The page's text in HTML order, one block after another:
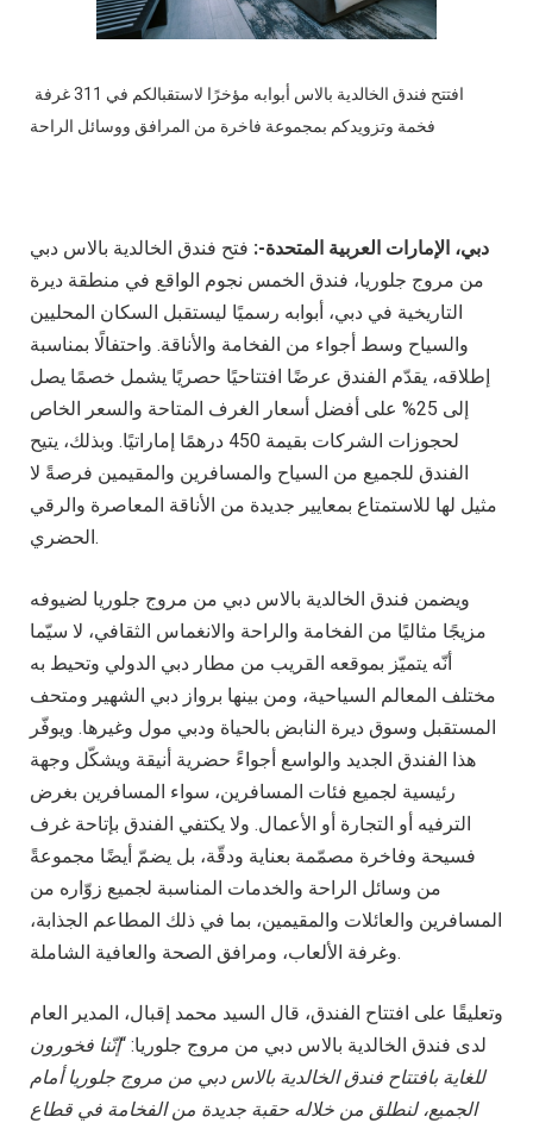
افتتح فندق الخالدية بالاس أبوابه مؤخرًا لاستقبالكم في 311 غرفة
فخمة وتزويدكم بمجموعة فاخرة من المرافق ووسائل الراحة
دبي، الإمارات العربية المتحدة-: فتح فندق الخالدية بالاس دبي
من مروج جلوريا، فندق الخمس نجوم الواقع في منطقة ديرة
التاريخية في دبي، أبوابه رسميًا ليستقبل السكان المحليين
والسياح وسط أجواء من الفخامة والأناقة. واحتفالًا بمناسبة
إطلاقه، يقدّم الفندق عرضًا افتتاحيًا حصريًا يشمل خصمًا يصل
إلى 25% على أفضل أسعار الغرف المتاحة والسعر الخاص
لحجوزات الشركات بقيمة 450 درهمًا إماراتيًا. وبذلك، يتيح
الفندق للجميع من السياح والمسافرين والمقيمين فرصةً لا
مثيل لها للاستمتاع بمعايير جديدة من الأناقة المعاصرة والرقي
الحضري.
ويضمن فندق الخالدية بالاس دبي من مروج جلوريا لضيوفه
مزيجًا مثاليًا من الفخامة والراحة والانغماس الثقافي، لا سيّما
أنّه يتميّز بموقعه القريب من مطار دبي الدولي وتحيط به
مختلف المعالم السياحية، ومن بينها برواز دبي الشهير ومتحف
المستقبل وسوق ديرة النابض بالحياة ودبي مول وغيرها. ويوفّر
هذا الفندق الجديد والواسع أجواءً حضرية أنيقة ويشكّل وجهة
رئيسية لجميع فئات المسافرين، سواء المسافرين بغرض
الترفيه أو التجارة أو الأعمال. ولا يكتفي الفندق بإتاحة غرف
فسيحة وفاخرة مصمّمة بعناية ودقّة، بل يضمّ أيضًا مجموعةً
من وسائل الراحة والخدمات المناسبة لجميع زوّاره من
المسافرين والعائلات والمقيمين، بما في ذلك المطاعم الجذابة،
وغرفة الألعاب، ومرافق الصحة والعافية الشاملة.
وتعليقًا على افتتاح الفندق، قال السيد محمد إقبال، المدير العام
لدى فندق الخالدية بالاس دبي من مروج جلوريا: “إنّنا فخورون
للغاية بافتتاح فندق الخالدية بالاس دبي من مروج جلوريا أمام
الجميع، لنطلق من خلاله حقبة جديدة من الفخامة في قطاع